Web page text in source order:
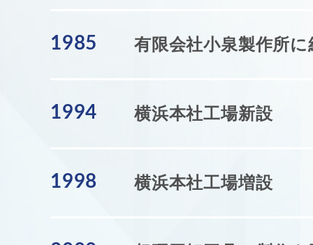
1985 有限会社小泉製作所
1994 横浜本社工場新設
1998 横浜本社工場増設